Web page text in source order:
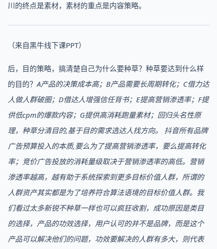
川的终点是素材，素材的重点是内容策略。
（来自黑牛线下课PPT）
后，目的策略，搞清楚自己为什么要种草？种草要达到什么样
的目的？A产品的决策成本高；B产品需要长周期转化；C借力达
人做人群破圈；D借达人增强信任背书；E提高营销渗透率；F提
供低cpm的爆款内容；G提供高消耗跑量素材； 回归头名性原
理，种草分清目的,基于目的需求选达人找方向。 抖音所有品牌
广告预算投入的本质,要么为了提高营销渗透率，要么提高转化
率；竞价广告投放的消耗量级取决于营销渗透率的高低。营销
渗透率越高，越有助于系统探索到更多目标价值人群，所谓的
人群资产其实都是为了培养符合算法语境的目标价值人群。我
们看过太多新锐不种草一样也可以疯狂收割，成功原因是类目
的选择，产品的功效选择，用户认可的并不是品牌，而是这个
产品可以解决他们的问题，功效要解决的人群有多大，则代表